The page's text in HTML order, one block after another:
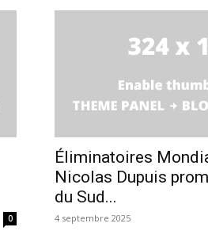
0
Éliminatoires
Nicolas Dupuis
du Sud...
4 septembre 2025